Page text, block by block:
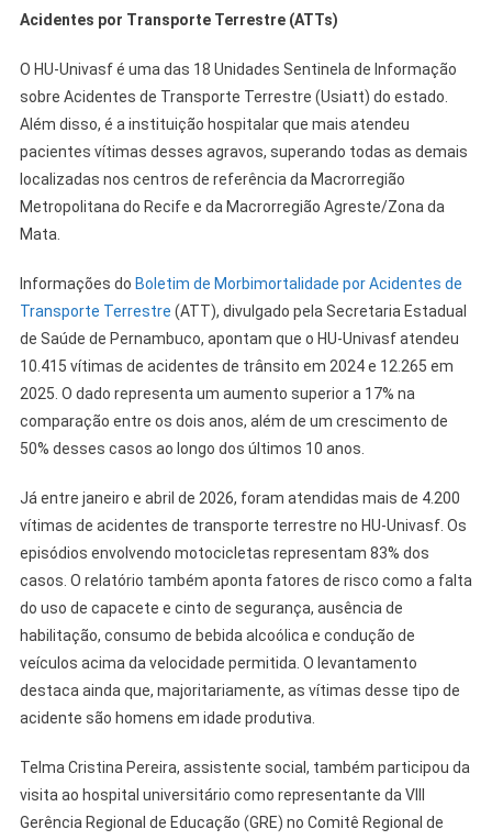
Acidentes por Transporte Terrestre (ATTs)
O HU-Univasf é uma das 18 Unidades Sentinela de Informação
sobre Acidentes de Transporte Terrestre (Usiatt) do estado.
Além disso, é a instituição hospitalar que mais atendeu
pacientes vítimas desses agravos, superando todas as demais
localizadas nos centros de referência da Macrorregião
Metropolitana do Recife e da Macrorregião Agreste/Zona da
Mata.
Informações do Boletim de Morbimortalidade por Acidentes de
Transporte Terrestre (ATT), divulgado pela Secretaria Estadual
de Saúde de Pernambuco, apontam que o HU-Univasf atendeu
10.415 vítimas de acidentes de trânsito em 2024 e 12.265 em
2025. O dado representa um aumento superior a 17% na
comparação entre os dois anos, além de um crescimento de
50% desses casos ao longo dos últimos 10 anos.
Já entre janeiro e abril de 2026, foram atendidas mais de 4.200
vítimas de acidentes de transporte terrestre no HU-Univasf. Os
episódios envolvendo motocicletas representam 83% dos
casos. O relatório também aponta fatores de risco como a falta
do uso de capacete e cinto de segurança, ausência de
habilitação, consumo de bebida alcoólica e condução de
veículos acima da velocidade permitida. O levantamento
destaca ainda que, majoritariamente, as vítimas desse tipo de
acidente são homens em idade produtiva.
Telma Cristina Pereira, assistente social, também participou da
visita ao hospital universitário como representante da VIII
Gerência Regional de Educação (GRE) no Comitê Regional de